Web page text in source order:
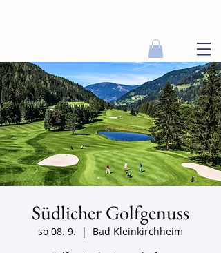
Südlicher Golfgenuss
so 08. 9.
  |
Bad Kleinkirchheim